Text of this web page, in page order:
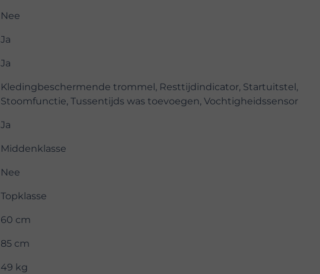
Nee
Ja
Ja
Kledingbeschermende trommel, Resttijdindicator, Startuitstel,
Stoomfunctie, Tussentijds was toevoegen, Vochtigheidssensor
Ja
Middenklasse
Nee
Topklasse
60 cm
85 cm
49 kg